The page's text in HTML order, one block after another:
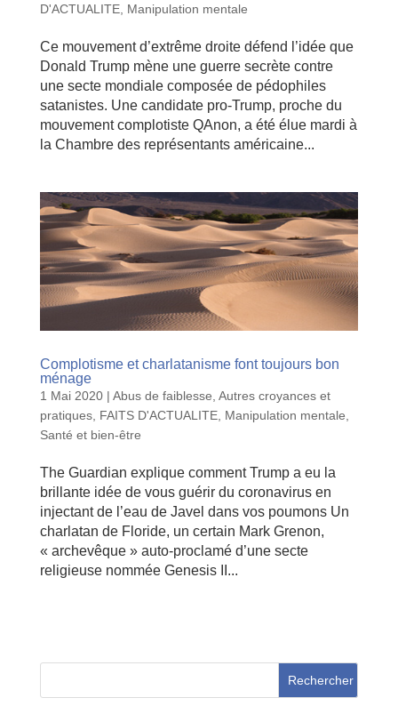
D'ACTUALITE, Manipulation mentale
Ce mouvement d’extrême droite défend l’idée que
Donald Trump mène une guerre secrète contre
une secte mondiale composée de pédophiles
satanistes. Une candidate pro-Trump, proche du
mouvement complotiste QAnon, a été élue mardi à
la Chambre des représentants américaine...
Complotisme et charlatanisme font toujours bon
ménage
1 Mai 2020| Abus de faiblesse Autres croyances et
pratiques, FAITS D'ACTUALITE, Manipulation mentale
Santé et bien-être
The Guardian explique comment Trump a eu la
brillante idée de vous guérir du coronavirus en
injectant de l’eau de Javel dans vos poumons Un
charlatan de Floride, un certain Mark Grenon,
« archevêque » auto-proclamé d’une secte
religieuse nommée Genesis II...